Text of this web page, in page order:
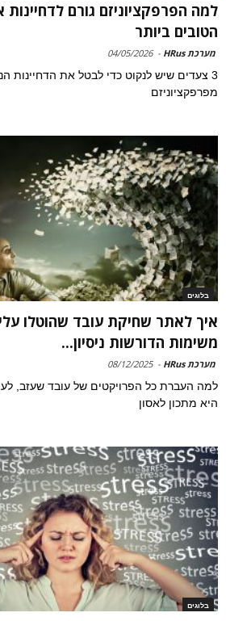
למה הפרפקציוניזם גורם
הטובים ביותר
מערכת HRus -
04/05/2026
3 צעדים שיש לנקוט כדי לבטל את הדחיינות
מפרפקציוניזם
בלוגים
איך לאתר שחיקת עובד שהוטלו
משימות הדורשות ניסיון...
מערכת HRus -
08/12/2025
למה העברת כל הפרויקטים של עובד שעזב,
היא מתכון לאסון
בלוגים